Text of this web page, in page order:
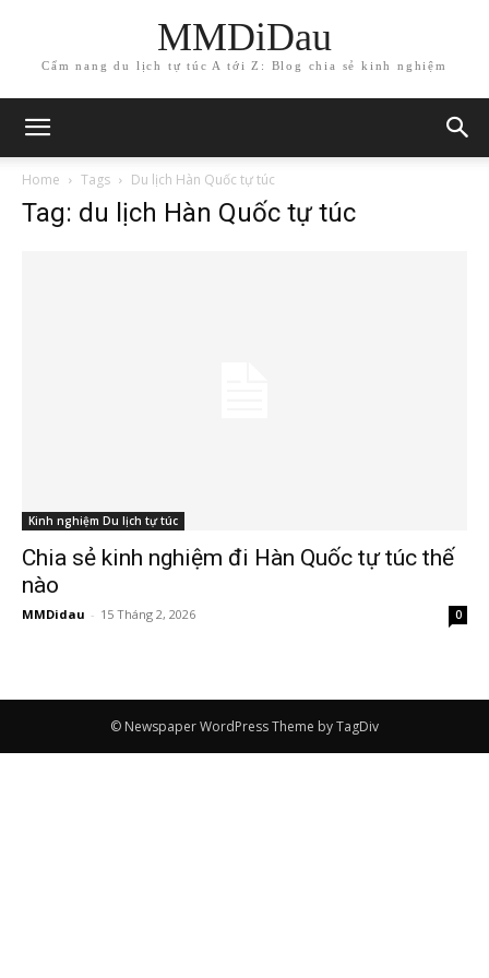
MMDiDau
Cẩm nang du lịch tự túc A tới Z: Blog chia sẻ kinh nghiệm
Home Tags Du lịch Hàn Quốc tự túc
Tag: du lịch Hàn Quốc tự túc
Kinh nghiệm Du lịch tự túc
Chia sẻ kinh nghiệm đi Hàn Quốc tự túc thế
nào
MMDidau - 15 Tháng 2, 2026 0
© Newspaper WordPress Theme by TagDiv